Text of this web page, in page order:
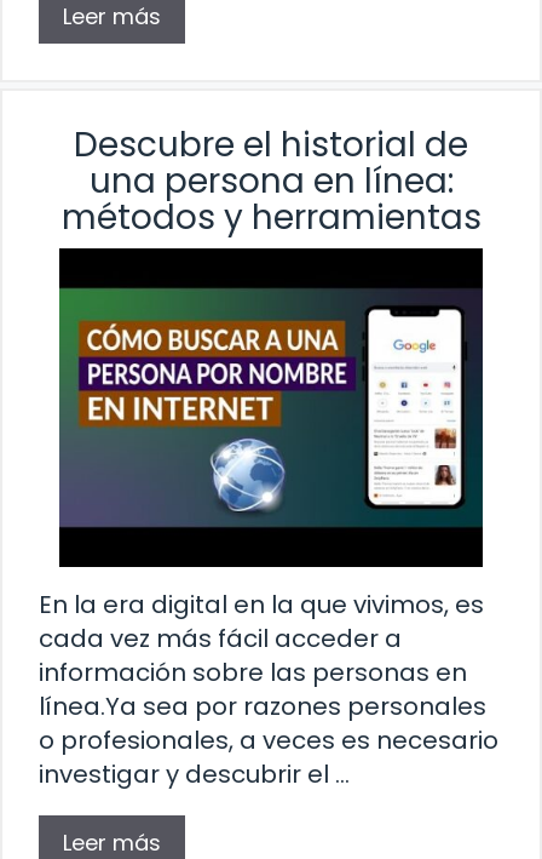
Leer más
Descubre el historial de
una persona en línea:
métodos y herramientas
En la era digital en la que vivimos, es
cada vez más fácil acceder a
información sobre las personas en
línea.Ya sea por razones personales
o profesionales, a veces es necesario
investigar y descubrir el …
Leer más